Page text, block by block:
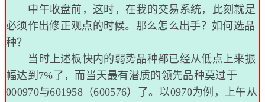
中午收盘前，这时，在我的交易系统，此刻就是
必须作出修正观点的时候。那么怎么出手？如何选品
种？
当时上述板快内的弱势品种都已经从低点上来振
幅达到7%了，而当天最有潜质的领先品种莫过于
000970与601958（600576）了。以0970为例，上午从